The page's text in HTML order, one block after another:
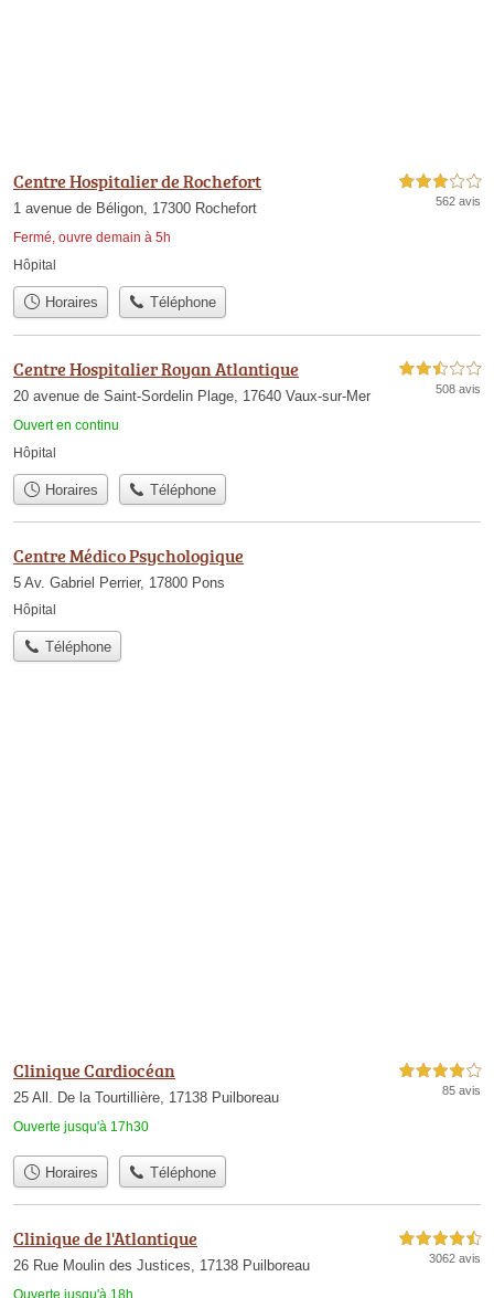
Centre Hospitalier de Rochefort
1 avenue de Béligon, 17300 Rochefort
Fermé, ouvre demain à 5h
3,0 étoiles sur 5
562 avis
Hôpital
Horaires Téléphone
Centre Hospitalier Royan Atlantique
20 avenue de Saint-Sordelin Plage, 17640 Vaux-sur-Mer
Ouvert en continu
2,5 étoiles sur 5
508 avis
Hôpital
Horaires Téléphone
Centre Médico Psychologique
5 Av. Gabriel Perrier, 17800 Pons
Hôpital
Téléphone
Clinique Cardiocéan
25 All. De la Tourtillière, 17138 Puilboreau
Ouverte jusqu'à 17h30
4,0 étoiles sur 5
85 avis
Horaires Téléphone
Clinique de l'Atlantique
26 Rue Moulin des Justices, 17138 Puilboreau
Ouverte jusqu'à 18h
4,5 étoiles sur 5
3062 avis